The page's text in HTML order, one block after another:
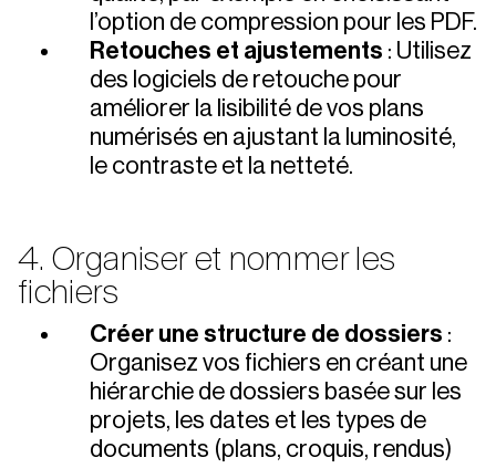
l’option de compression pour les PDF.
Retouches et ajustements : Utilisez
des logiciels de retouche pour
améliorer la lisibilité de vos plans
numérisés en ajustant la luminosité,
le contraste et la netteté.
4. Organiser et nommer les
fichiers
Créer une structure de dossiers :
Organisez vos fichiers en créant une
hiérarchie de dossiers basée sur les
projets, les dates et les types de
documents (plans, croquis, rendus)